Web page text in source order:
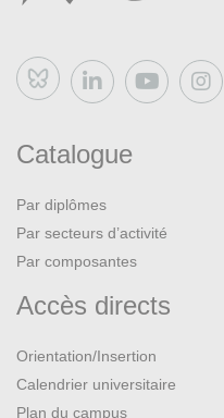
Bluesky
Catalogue
Par diplômes
Par secteurs d’activité
Par composantes
Accès directs
Orientation/Insertion
Calendrier universitaire
Plan du campus